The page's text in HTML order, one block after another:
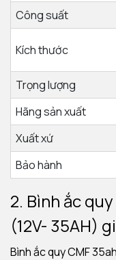
Công suất
Kích thước
Trọng lượng
Hãng sản xuất
Xuất xứ
Bảo hành
2. Bình ắc
(12V- 35AH)
Bình ắc quy CMF